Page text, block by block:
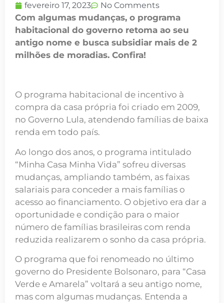
fevereiro 17, 2023 No Comments
Com algumas mudanças, o programa
habitacional do governo retoma ao seu
antigo nome e busca subsidiar mais de 2
milhões de moradias. Confira!
O programa habitacional de incentivo à
compra da casa própria foi criado em 2009,
no Governo Lula, atendendo famílias de baixa
renda em todo país.
Ao longo dos anos, o programa intitulado
“Minha Casa Minha Vida” sofreu diversas
mudanças, ampliando também, as faixas
salariais para conceder a mais famílias o
acesso ao financiamento. O objetivo era dar a
oportunidade e condição para o maior
número de famílias brasileiras com renda
reduzida realizarem o sonho da casa própria.
O programa que foi renomeado no último
governo do Presidente Bolsonaro, para “Casa
Verde e Amarela” voltará a seu antigo nome,
mas com algumas mudanças. Entenda a